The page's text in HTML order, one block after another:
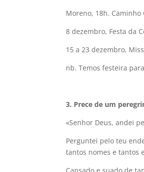
Moreno, 18h. Caminho
8 dezembro, Festa da
15 a 23 dezembro,
nb. Temos festeira
3. Prece de um
«Senhor Deus, andei
Perguntei pelo teu
tantos nomes e tantos